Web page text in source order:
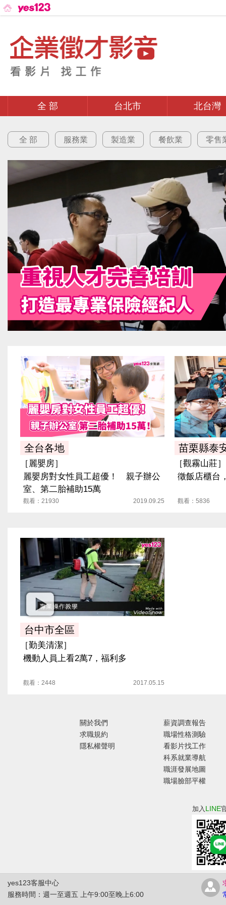
全 部 台北市 北台灣
全 部 服務業 製造業 餐飲業 零售
全台各地
［麗嬰房］
麗嬰房對女性員工超優！ 親子辦公
室、第二胎補助15萬
觀看：21930 2019.09.25
苗栗縣泰
［觀霧山莊］
徵飯店櫃台
觀看：5836
台中市全區
［勤美清潔］
機動人員上看2萬7，福利多
觀看：2448 2017.05.15
關於我們
求職規約
隱私權聲明
薪資調查報告
職場性格測驗
看影片找工作
科系就業導航
職涯發展地圖
職場臉部平權
加入 LINE
yes123客服中心
服務時間：週一至週五 上午9:00至晚上6:00